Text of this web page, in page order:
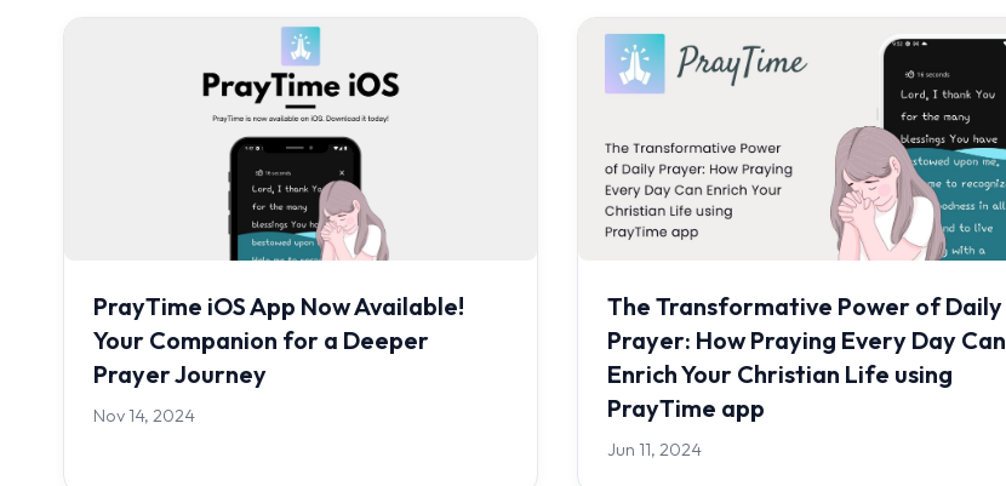
PrayTime iOS App Now Available!
Your Companion for a Deeper
Prayer Journey
Nov 14, 2024
The Transformative Power of Daily
Prayer: How Praying Every Day Can
Enrich Your Christian Life using
PrayTime app
Jun 11, 2024